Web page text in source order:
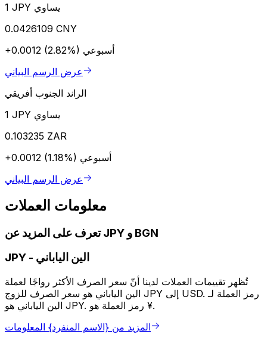
1 JPY يساوي
0.0426109 CNY
+0.0012 (2.82%) أسبوعي
عرض الرسم البياني
الراند الجنوب أفريقي
1 JPY يساوي
0.103235 ZAR
+0.0012 (1.18%) أسبوعي
عرض الرسم البياني
معلومات العملات
تعرف على المزيد عن JPY و BGN
JPY - الين الياباني
تُظهر تقييمات العملات لدينا أنّ سعر الصرف الأكثر رواجًا لعملة
الين الياباني هو سعر الصرف للزوج JPY إلى USD. رمز العملة لـ
الين الياباني هو JPY. رمز العملة هو ¥.
المزيد من {الاسم المنفرد} المعلومات